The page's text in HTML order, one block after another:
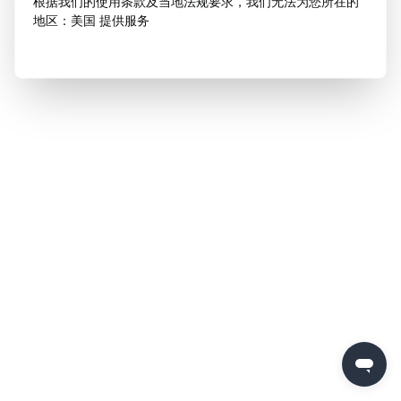
地区：美国 提供服务